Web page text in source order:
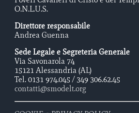
O.N.L.U.S.
Direttore responsabile
Andrea Guenna
Sede Legale e Segreteria Generale
Via Savonarola 74
15121 Alessandria (AL)
Tel. 0131 974.045 / 349 306.62.45
contatti@smodelt.org